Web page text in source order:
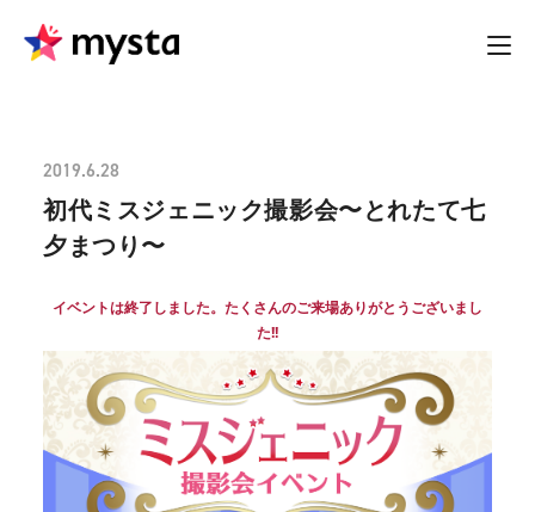
2019.6.28
初代ミスジェニック撮影会〜とれたて七
夕まつり〜
イベントは終了しました。たくさんのご来場ありがとうございまし
た!!